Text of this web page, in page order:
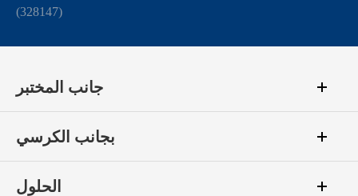
(328147)
جانب المختبر
بجانب الكرسي
الحلول